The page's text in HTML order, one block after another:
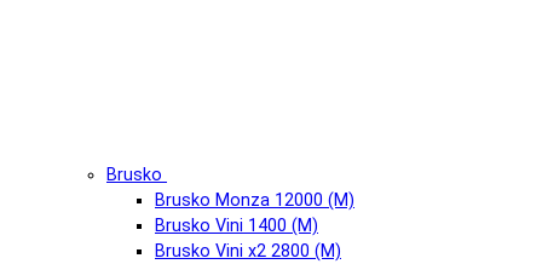
Brusko
Brusko Monza 12000 (М)
Brusko Vini 1400 (М)
Brusko Vini x2 2800 (М)